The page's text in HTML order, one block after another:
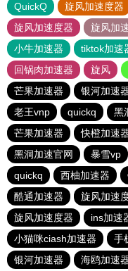
QuickQ 旋风加速度器
旋风加速度器
旋风加
小牛加速器
tiktok加速
回锅肉加速器
旋风
芒果加速器
银河加速
老王vnp
quickq 黑
芒果加速器
快橙加速
黑洞加速官网
暴雪vp
quickq
西柚加速器
酷通加速器
旋风加速
旋风加速度器
ins加速
小猫咪ciash加速器
手
银河加速器
海鸥加速